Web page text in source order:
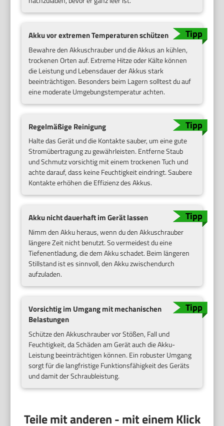
Akku vor extremen Temperaturen schützen
Bewahre den Akkuschrauber und die Akkus an kühlen,
trockenen Orten auf. Extreme Hitze oder Kälte können
die Leistung und Lebensdauer der Akkus stark
beeinträchtigen. Besonders beim Lagern solltest du auf
eine moderate Umgebungstemperatur achten.
Regelmäßige Reinigung
Halte das Gerät und die Kontakte sauber, um eine gute
Stromübertragung zu gewährleisten. Entferne Staub
und Schmutz vorsichtig mit einem trockenen Tuch und
achte darauf, dass keine Feuchtigkeit eindringt. Saubere
Kontakte erhöhen die Effizienz des Akkus.
Akku nicht dauerhaft im Gerät lassen
Nimm den Akku heraus, wenn du den Akkuschrauber
längere Zeit nicht benutzt. So vermeidest du eine
Tiefenentladung, die dem Akku schadet. Beim längeren
Stillstand ist es sinnvoll, den Akku zwischendurch
aufzuladen.
Vorsichtig im Umgang mit mechanischen
Belastungen
Schütze den Akkuschrauber vor Stößen, Fall und
Feuchtigkeit, da Schäden am Gerät auch die Akku-
Leistung beeinträchtigen können. Ein robuster Umgang
sorgt für die langfristige Funktionsfähigkeit des Geräts
und damit der Schraubleistung.